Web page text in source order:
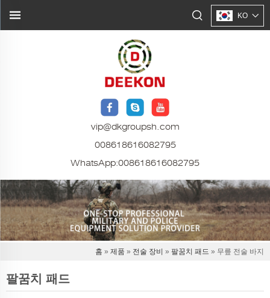
KO
vip@dkgroupsh.com
008618616082795
WhatsApp:008618616082795
홈 » 제품 » 전술 장비 » 팔꿈치 패드 » 무릎 전술 바지
팔꿈치 패드